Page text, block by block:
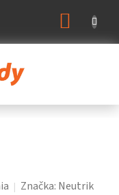
Značka: Neutrik